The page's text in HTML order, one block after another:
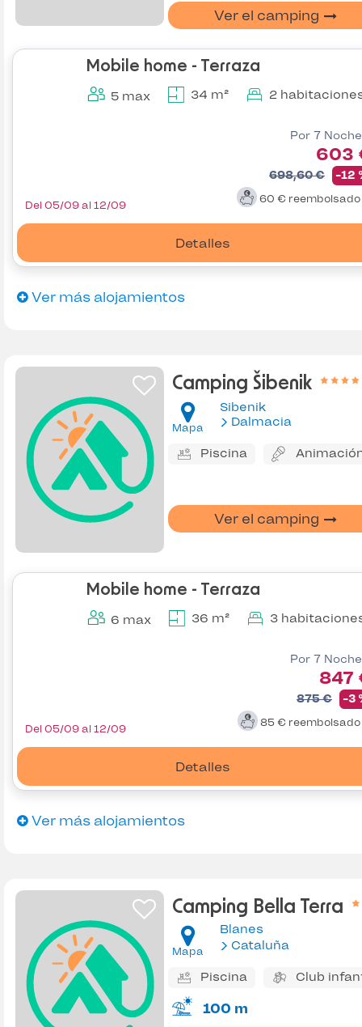
Ver el camping
Mobile home - Terraza
5 max 34 m² 2
Por 7
603
698,60 € -12
60 € reembolsado
Detalles
Del 05/09 al 12/09
Ver más alojamientos
Camping Šibenik
Mapa
Sibenik
Dalmacia
Piscina
Ver el camping
Mobile home - Terraza
6 max 36 m² 3
Por 7
847
875 € -3
85 € reembolsado
Detalles
Del 05/09 al 12/09
Ver más alojamientos
Camping Bella Terra
Mapa
Blanes
Cataluña
Piscina Club
100 m